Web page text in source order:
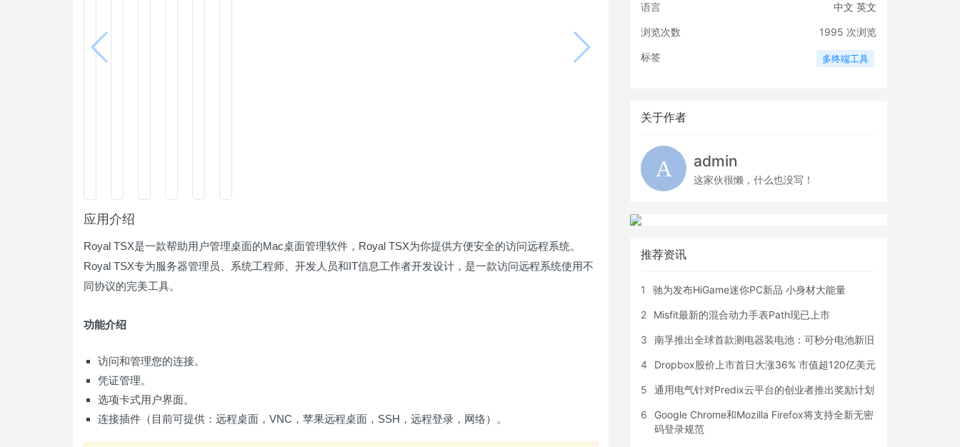
应用介绍
Royal TSX是一款帮助用户管理桌面的Mac桌面管理软件，Royal TSX为你提供方便安全的访问远程系统。
Royal TSX专为服务器管理员、系统工程师、开发人员和IT信息工作者开发设计，是一款访问远程系统使用不
同协议的完美工具。
功能介绍
访问和管理您的连接。
凭证管理。
选项卡式用户界面。
连接插件（目前可提供：远程桌面，VNC，苹果远程桌面，SSH，远程登录，网络）。
语言 中文 英文
浏览次数 1995 次浏览
标签 多终端工具
关于作者
admin
这家伙很懒，什么也没写！
推荐资讯
1 驰为发布HiGame迷你PC新品 小身材大能量
2 Misfit最新的混合动力手表Path现已上市
3 南孚推出全球首款测电器装电池：可秒分电池新旧
4 Dropbox股价上市首日大涨36% 市值超120亿美元
5 通用电气针对Predix云平台的创业者推出奖励计划
6
Google Chrome和Mozilla Firefox将支持全新无密
码登录规范